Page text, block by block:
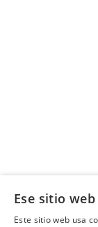
Ese sitio
Este sitio web usa